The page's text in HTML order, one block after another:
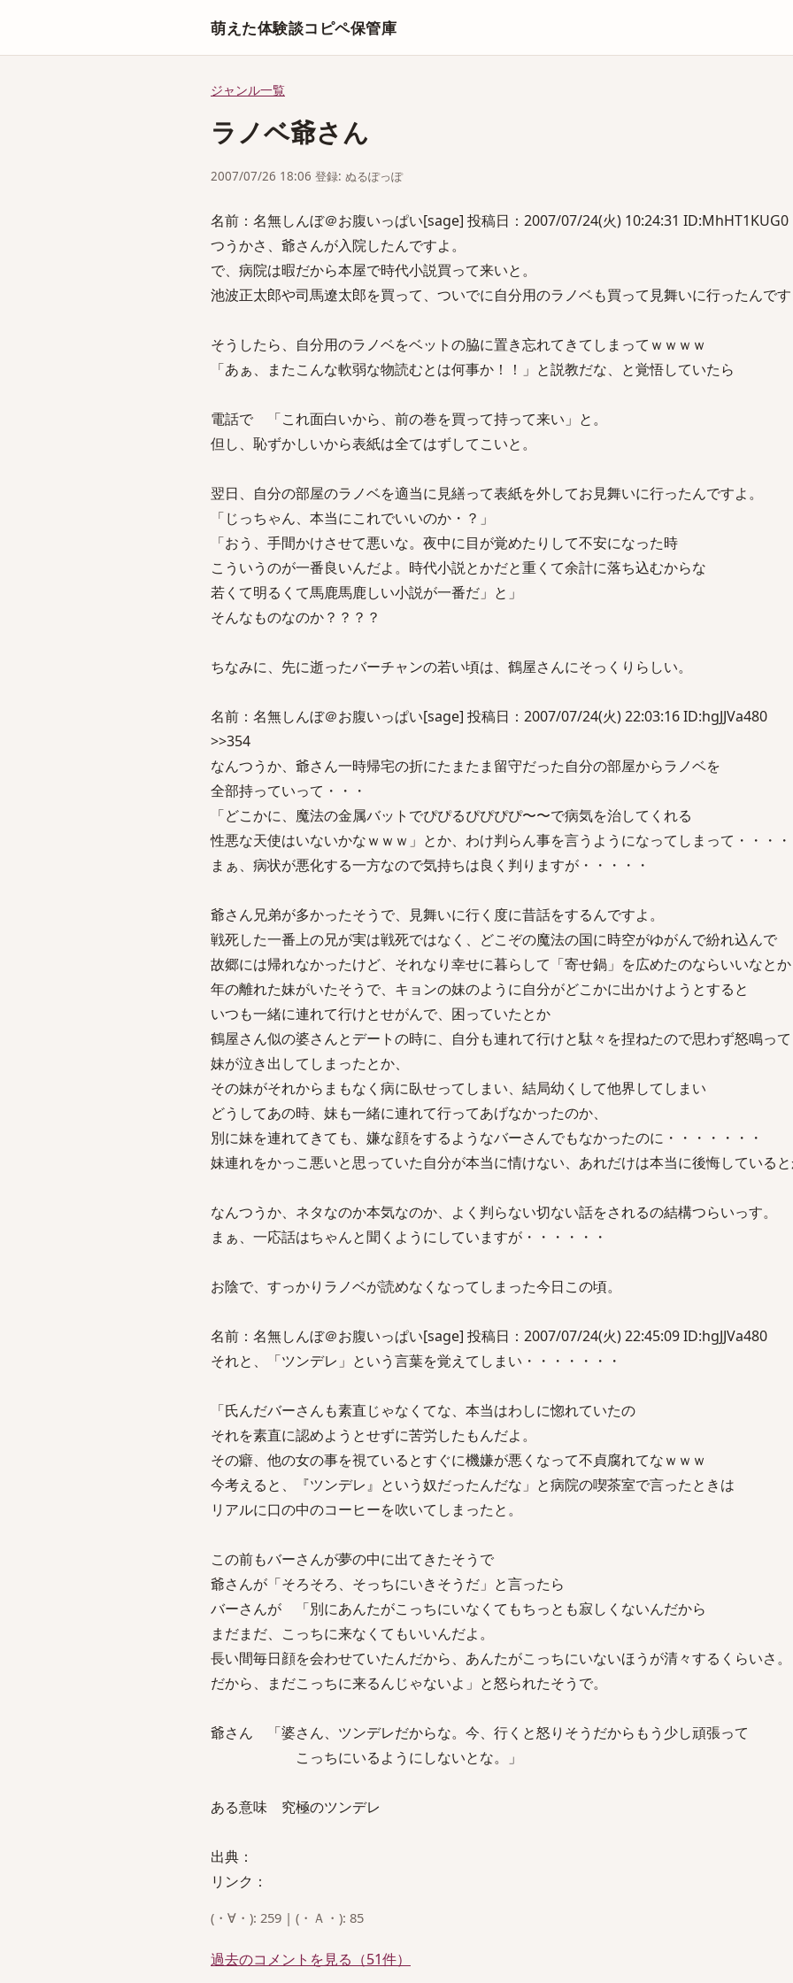
萌えた体験談コピペ保管庫
ジャンル一覧
ラノベ爺さん
2007/07/26 18:06 登録: ぬるぽっぽ
名前：名無しんぼ＠お腹いっぱい[sage] 投稿日：2007/07/24(火) 10:24:31 ID:MhHT1KUG0
つうかさ、爺さんが入院したんですよ。
で、病院は暇だから本屋で時代小説買って来いと。
池波正太郎や司馬遼太郎を買って、ついでに自分用のラノベも買って見舞いに行ったんで
そうしたら、自分用のラノベをベットの脇に置き忘れてきてしまってｗｗｗｗ
「あぁ、またこんな軟弱な物読むとは何事か！！」と説教だな、と覚悟していたら
電話で 「これ面白いから、前の巻を買って持って来い」と。
但し、恥ずかしいから表紙は全てはずしてこいと。
翌日、自分の部屋のラノベを適当に見繕って表紙を外してお見舞いに行ったんですよ。
「じっちゃん、本当にこれでいいのか・？」
「おう、手間かけさせて悪いな。夜中に目が覚めたりして不安になった時
こういうのが一番良いんだよ。時代小説とかだと重くて余計に落ち込むからな
若くて明るくて馬鹿馬鹿しい小説が一番だ」と」
そんなものなのか？？？？
ちなみに、先に逝ったバーチャンの若い頃は、鶴屋さんにそっくりらしい。
名前：名無しんぼ＠お腹いっぱい[sage] 投稿日：2007/07/24(火) 22:03:16 ID:hgJJVa480
>>354
なんつうか、爺さん一時帰宅の折にたまたま留守だった自分の部屋からラノベを
全部持っていって・・・
「どこかに、魔法の金属バットでぴぴるぴぴぴぴ〜〜で病気を治してくれる
性悪な天使はいないかなｗｗｗ」とか、わけ判らん事を言うようになってしまって・・・
まぁ、病状が悪化する一方なので気持ちは良く判りますが・・・・・
爺さん兄弟が多かったそうで、見舞いに行く度に昔話をするんですよ。
戦死した一番上の兄が実は戦死ではなく、どこぞの魔法の国に時空がゆがんで紛れ込んで
故郷には帰れなかったけど、それなり幸せに暮らして「寄せ鍋」を広めたのならいいなとか
年の離れた妹がいたそうで、キョンの妹のように自分がどこかに出かけようとすると
いつも一緒に連れて行けとせがんで、困っていたとか
鶴屋さん似の婆さんとデートの時に、自分も連れて行けと駄々を捏ねたので思わず怒鳴って
妹が泣き出してしまったとか、
その妹がそれからまもなく病に臥せってしまい、結局幼くして他界してしまい
どうしてあの時、妹も一緒に連れて行ってあげなかったのか、
別に妹を連れてきても、嫌な顔をするようなバーさんでもなかったのに・・・・・・・
妹連れをかっこ悪いと思っていた自分が本当に情けない、あれだけは本当に後悔している
なんつうか、ネタなのか本気なのか、よく判らない切ない話をされるの結構つらいっす。
まぁ、一応話はちゃんと聞くようにしていますが・・・・・・
お陰で、すっかりラノベが読めなくなってしまった今日この頃。
名前：名無しんぼ＠お腹いっぱい[sage] 投稿日：2007/07/24(火) 22:45:09 ID:hgJJVa480
それと、「ツンデレ」という言葉を覚えてしまい・・・・・・・
「氏んだバーさんも素直じゃなくてな、本当はわしに惚れていたの
それを素直に認めようとせずに苦労したもんだよ。
その癖、他の女の事を視ているとすぐに機嫌が悪くなって不貞腐れてなｗｗｗ
今考えると、『ツンデレ』という奴だったんだな」と病院の喫茶室で言ったときは
リアルに口の中のコーヒーを吹いてしまったと。
この前もバーさんが夢の中に出てきたそうで
爺さんが「そろそろ、そっちにいきそうだ」と言ったら
バーさんが 「別にあんたがこっちにいなくてもちっとも寂しくないんだから
まだまだ、こっちに来なくてもいいんだよ。
長い間毎日顔を会わせていたんだから、あんたがこっちにいないほうが清々するくらいさ。
だから、まだこっちに来るんじゃないよ」と怒られたそうで。
爺さん 「婆さん、ツンデレだからな。今、行くと怒りそうだからもう少し頑張って
こっちにいるようにしないとな。」
ある意味 究極のツンデレ
出典：
リンク：
(・∀・): 259 | (・Ａ・): 85
過去のコメントを見る（51件）